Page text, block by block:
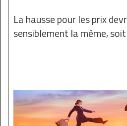
La hausse pour les prix
sensiblement la même, soit